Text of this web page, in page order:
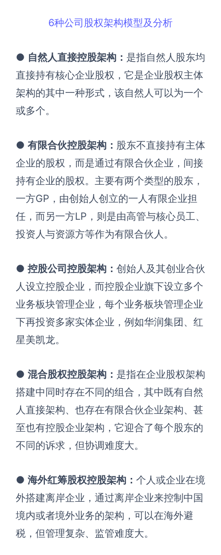
6种公司股权架构模型及分析
● 自然人直接控股架构 ： 是指自然人股东均
直接持有核心企业股权，它是企业股权主体
架构的其中一种形式，该自然人可以为一个
或多个。
● 有限合伙控股架构 ： 股东不直接持有主体
企业的股权，而是通过有限合伙企业，间接
持有企业的股权。主要有两个类型的股东，
一方GP，由创始人创立的一人有限企业担
任，而另一方LP，则是由高管与核心员工、
投资人与资源方等作为有限合伙人。
● 控股公司控股架构： 创始人及其创业合伙
人设立控股企业，而控股企业旗下设立多个
业务板块管理企业，每个业务板块管理企业
下再投资多家实体企业，例如华润集团、红
星美凯龙。
● 混合股权控股架构 ： 是指在企业股权架构
搭建中同时存在不同的组合，其中既有自然
人直接架构、也存在有限合伙企业架构、甚
至也有控股企业架构，它迎合了每个股东的
不同的诉求，但协调难度大。
● 海外红筹股权控股架构 ： 个人或企业在境
外搭建离岸企业，通过离岸企业来控制中国
境内或者境外业务的架构，可以在海外避
税，但管理复杂、监管难度大。